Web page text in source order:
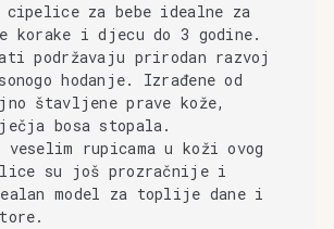
cipelice za bebe idealne za
korake i djecu do 3 godine.
podržavaju prirodan razvoj
hodanje. Izrađene od
štavljene prave kože,
bosa stopala.
rupicama u koži ovog
su još prozračnije i
model za toplije dane i